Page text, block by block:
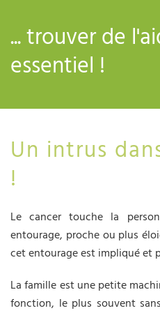
... trouver de
essentiel !
Un intrus
!
Le cancer touche la
entourage, proche ou plus
cet entourage est impliqué et
La famille est une petite
fonction, le plus souvent